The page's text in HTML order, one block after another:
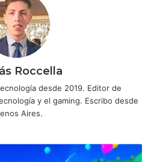
Roccella
desde 2019. Editor de
y el gaming. Escribo desde
Aires.